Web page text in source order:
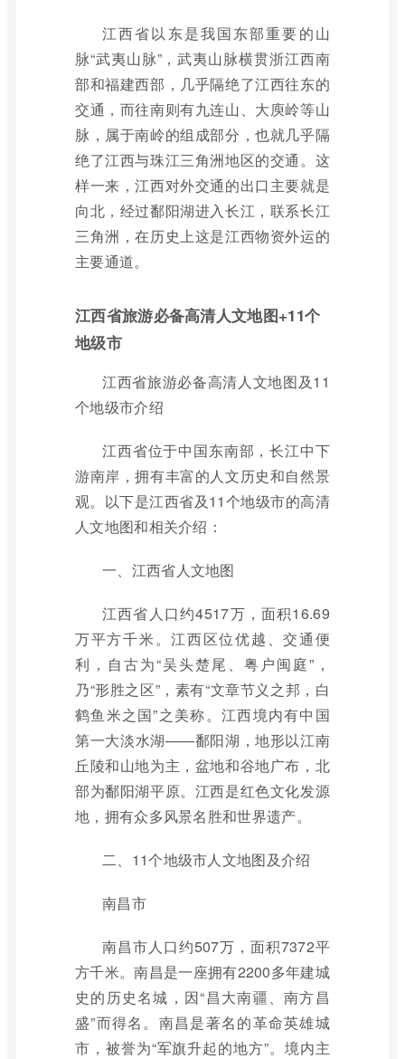
江西省以东是我国东部重要的山
脉“武夷山脉”，武夷山脉横贯浙江西南
部和福建西部，几乎隔绝了江西往东的
交通，而往南则有九连山、大庾岭等山
脉，属于南岭的组成部分，也就几乎隔
绝了江西与珠江三角洲地区的交通。这
样一来，江西对外交通的出口主要就是
向北，经过鄱阳湖进入长江，联系长江
三角洲，在历史上这是江西物资外运的
主要通道。
江西省旅游必备高清人文地图+11个
地级市
江西省旅游必备高清人文地图及11
个地级市介绍
江西省位于中国东南部，长江中下
游南岸，拥有丰富的人文历史和自然景
观。以下是江西省及11个地级市的高清
人文地图和相关介绍：
一、江西省人文地图
江西省人口约4517万，面积16.69
万平方千米。江西区位优越、交通便
利，自古为“吴头楚尾、粤户闽庭”，
乃“形胜之区”，素有“文章节义之邦，白
鹤鱼米之国”之美称。江西境内有中国
第一大淡水湖——鄱阳湖，地形以江南
丘陵和山地为主，盆地和谷地广布，北
部为鄱阳湖平原。江西是红色文化发源
地，拥有众多风景名胜和世界遗产。
二、11个地级市人文地图及介绍
南昌市
南昌市人口约507万，面积7372平
方千米。南昌是一座拥有2200多年建城
史的历史名城，因“昌大南疆、南方昌
盛”而得名。南昌是著名的革命英雄城
市，被誉为“军旗升起的地方”。境内主